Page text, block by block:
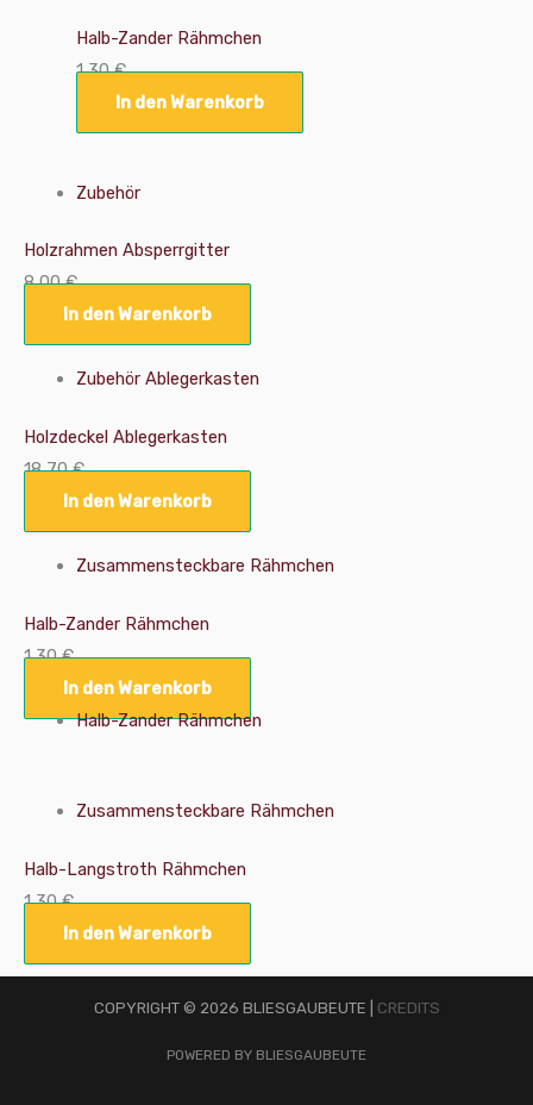
Halb-Zander Rähmchen
1,30€
In den Warenkorb
Zubehör
Holzrahmen Absperrgitter
8,00€
In den Warenkorb
Zubehör Ablegerkasten
Holzdeckel Ablegerkasten
18,70€
In den Warenkorb
Zusammensteckbare Rähmchen
Halb-Zander Rähmchen
1,30€
In den Warenkorb
Halb-Zander Rähmchen
Zusammensteckbare Rähmchen
Halb-Langstroth Rähmchen
1,30€
In den Warenkorb
COPYRIGHT © 2026 BLIESGAUBEUTE | CREDITS
POWERED BY BLIESGAUBEUTE